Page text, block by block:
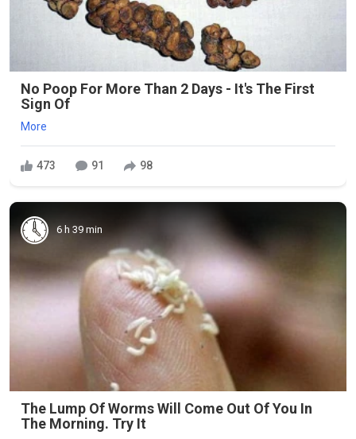
No Poop For More Than 2 Days - It's The First
Sign Of
More
473 91 98
6 h 39 min
The Lump Of Worms Will Come Out Of You In
The Morning. Try It